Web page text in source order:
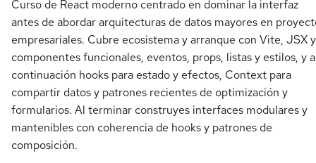
Curso de React moderno centrado en dominar la interfaz
antes de abordar arquitecturas de datos mayores en
empresariales. Cubre ecosistema y arranque con Vite, JSX y
componentes funcionales, eventos, props, listas y estilos, y a
continuación hooks para estado y efectos, Context para
compartir datos y patrones recientes de optimización y
formularios. Al terminar construyes interfaces modulares y
mantenibles con coherencia de hooks y patrones de
composición.